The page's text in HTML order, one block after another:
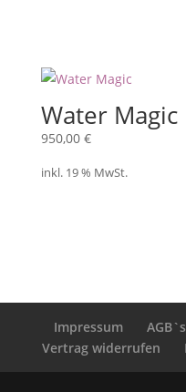
Water Magic
950,00 €
inkl. 19 % MwSt.
Impressum AGB`s
Vertrag widerrufen